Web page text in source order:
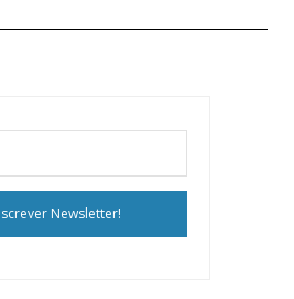
Newsletter!